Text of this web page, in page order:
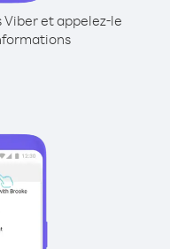
et appelez-le